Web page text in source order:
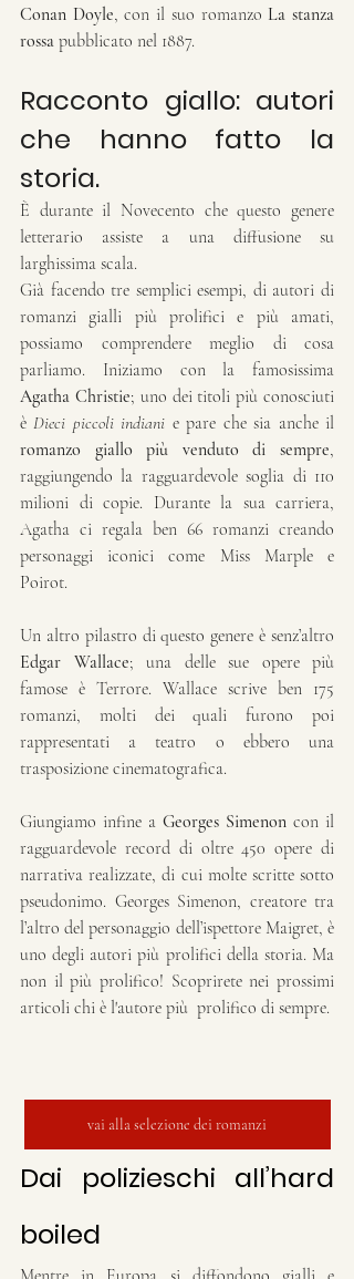
Conan Doyle, con il suo romanzo La stanza
rossa pubblicato nel 1887.
Racconto giallo: autori
che hanno fatto la
storia.
È durante il Novecento che questo genere
letterario assiste a una diffusione su
larghissima scala.
Già facendo tre semplici esempi, di autori di
romanzi gialli più prolifici e più amati,
possiamo comprendere meglio di cosa
Agatha Christie; uno dei titoli più conosciuti
è Dieci piccoli indiani
romanzo giallo più venduto di sempre,
raggiungendo la ragguardevole soglia di 110
milioni di copie. Durante la sua carriera,
Agatha ci regala ben 66 romanzi creando
personaggi iconici come Miss Marple e
Poirot.
Edgar Wallace; una delle sue opere più
famose è Terrore. Wallace scrive ben 175
romanzi, molti dei quali furono poi
rappresentati a teatro o ebbero una
trasposizione cinematografica.
Giungiamo infine a Georges Simenon con il
ragguardevole record di oltre 450 opere di
narrativa realizzate, di cui molte scritte sotto
pseudonimo. Georges Simenon, creatore tra
l’altro del personaggio dell’ispettore Maigret, è
uno degli autori più prolifici della storia. Ma
non il più prolifico! Scoprirete nei prossimi
articoli chi è l'autore più  prolifico di sempre.
vai alla selezione dei romanzi
Dai polizieschi all’hard
boiled